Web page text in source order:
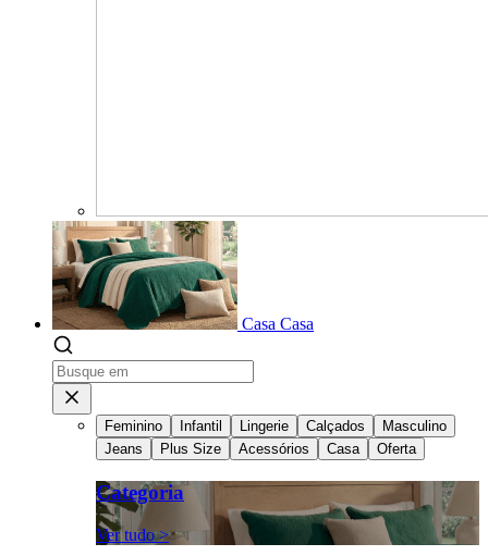
Casa Casa
Feminino Infantil Lingerie Calçados
Masculino
Jeans
Plus Size Acessórios Casa Oferta
Categoria
Ver tudo >